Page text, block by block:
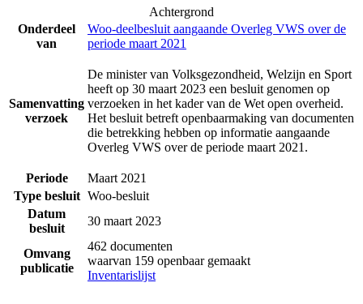
Achtergrond
Onderdeel
van
Woo-deelbesluit aangaande Overleg VWS over de
periode maart 2021
Samenvatting
verzoek
De minister van Volksgezondheid, Welzijn en Sport
heeft op 30 maart 2023 een besluit genomen op
verzoeken in het kader van de Wet open overheid.
Het besluit betreft openbaarmaking van documenten
die betrekking hebben op informatie aangaande
Overleg VWS over de periode maart 2021.
Periode
Maart 2021
Type besluit Woo-besluit
Datum
besluit
30 maart 2023
Omvang
publicatie
462 documenten
waarvan 159 openbaar gemaakt
Inventarislijst